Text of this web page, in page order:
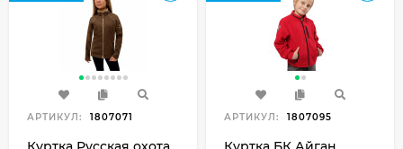
АРТИКУЛ: 1807071 АРТИКУЛ: 1807095